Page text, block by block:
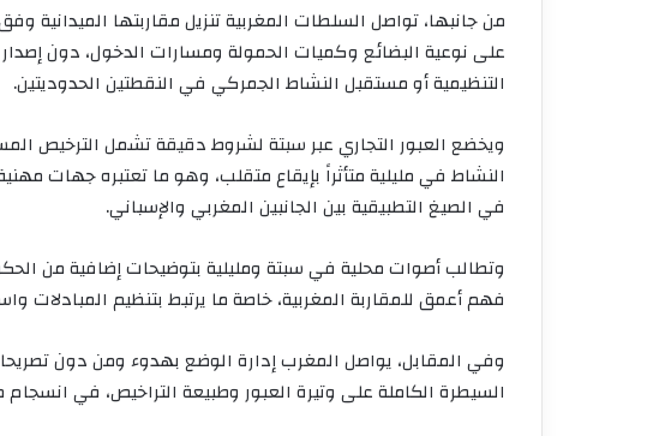
من جانبها، تواصل السلطات المغربية تنزيل مقاربتها
على نوعية البضائع وكميات الحمولة ومسارات الدخول، دون
التنظيمية أو مستقبل النشاط الجمركي في النقطتين الحدوديتين.
ويخضع العبور التجاري عبر سبتة لشروط دقيقة تشمل الترخيص
النشاط في مليلية متأثراً بإيقاع متقلب، وهو ما تعتبره جهات
في الصيغ التطبيقية بين الجانبين المغربي والإسباني.
وتطالب أصوات محلية في سبتة ومليلية بتوضيحات إضافية من
فهم أعمق للمقاربة المغربية، خاصة ما يرتبط بتنظيم المبادلات
وفي المقابل، يواصل المغرب إدارة الوضع بهدوء ومن دون
السيطرة الكاملة على وتيرة العبور وطبيعة التراخيص، في انسجام